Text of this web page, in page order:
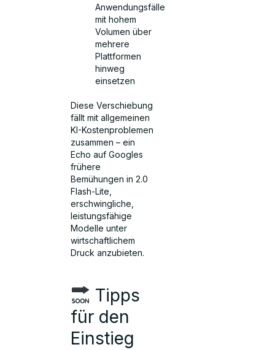
Anwendungsfälle
mit hohem
Volumen über
mehrere
Plattformen
hinweg
einsetzen
Diese Verschiebung
fällt mit allgemeinen
KI-Kostenproblemen
zusammen – ein
Echo auf Googles
frühere
Bemühungen in 2.0
Flash-Lite,
erschwingliche,
leistungsfähige
Modelle unter
wirtschaftlichem
Druck anzubieten.
Tipps
für den
Einstieg